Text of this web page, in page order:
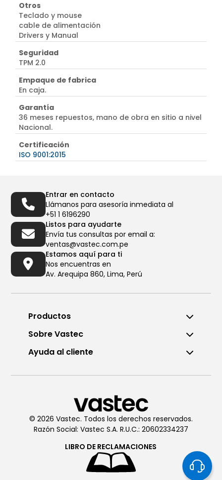
Otros
Teclado y mouse
cable de alimentación
Drivers y Manual
Seguridad
TPM 2.0
Empaque de fabrica
En caja.
Garantía
36 meses repuestos, mano de obra en sitio a nivel
Nacional.
Certificación
ISO 9001:2015
De Lunes a Viernes de 8:00am
a 6:00pm
Chatea conVastec
De Lunes a Viernes de 8:00am
a 6:00pm
Entrar en contacto
Llámanos para asesoría inmediata al
+51 1 6196290
Listos para ayudarte
Envía tus consultas por email a:
ventas@vastec.com.pe
Estamos aquí para ti
Nos encuentras en
Av. Arequipa 860, Lima, Perú
Productos
Sobre Vastec
Ayuda al cliente
© 2026 Vastec. Todos los derechos reservados.
Razón Social: Vastec S.A. R.U.C.: 20602334237
LIBRO DE RECLAMACIONES